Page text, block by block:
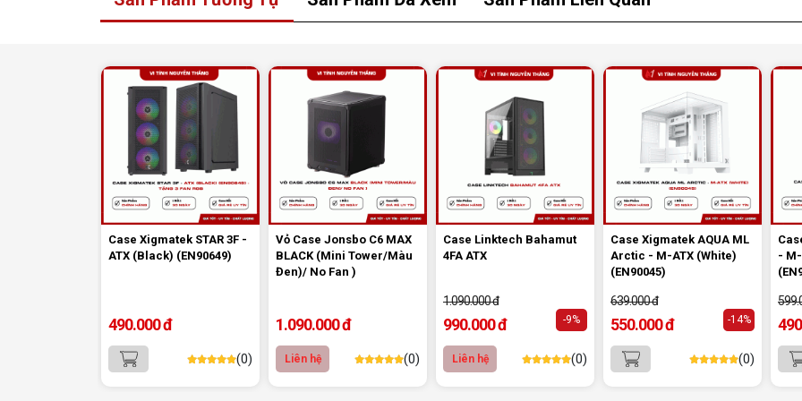
3. Tích hợp hỗ trợ tản nhiệt nước:
Case Xigmatek MYX 3F - Black có khả năng lắp đặt
radiator lên đến 360mm ở mặt trước là 240mm ở mặt
trên, mang đến khả năng làm mát vượt trội cho các hệ
thống PC hiệu suất cao. Tính năng này giúp người
dùng dễ dàng nâng cấp hệ thống tản nhiệt nước, giữ
cho các linh kiện hoạt động ở nhiệt độ tối ưu và đảm
bảo hiệu suất tối đa trong mọi tình huống sử dụng.
Case Xigmatek STAR 3F -
ATX (Black) (EN90649)
490.000 đ
(0)
Vỏ Case Jonsbo C6 MAX
BLACK (Mini Tower/Màu
Đen)/ No Fan )
1.090.000 đ
Liên hệ (0)
Case Linktech Bahamut
4FA ATX
1.090.000 đ
990.000 đ -9%
Liên hệ (0)
Case Xigmatek AQUA ML
Arctic - M-ATX (White)
(EN90045)
639.000 đ
550.000 đ -14%
(0)
-